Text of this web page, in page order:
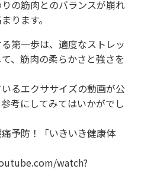
の筋肉とのバランスが崩れ
ります。
第一歩は、適度なストレッ
、筋肉の柔らかさと強さを
るエクササイズの動画が公
考にしてみてはいかがでし
予防！「いきいき健康体
watch?